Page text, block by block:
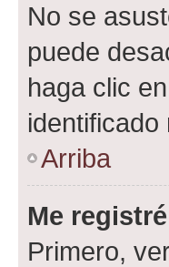
No se
puede
haga clic en
Arriba
Me
Primero,